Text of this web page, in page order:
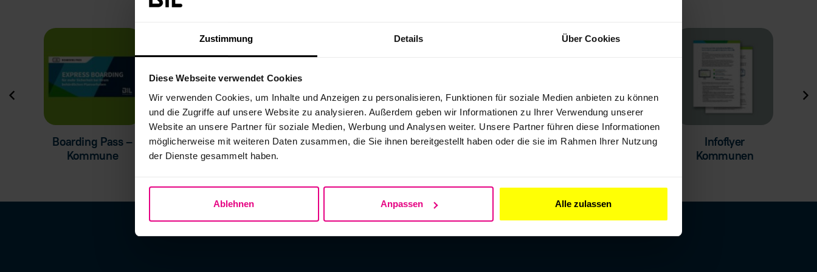
Zustimmung Details Über Cookies
Diese Webseite verwendet Cookies
Wir verwenden Cookies, um Inhalte und Anzeigen zu personalisieren, Funktionen für soziale Medien anbieten zu können
und die Zugriffe auf unsere Website zu analysieren. Außerdem geben wir Informationen zu Ihrer Verwendung unserer
Website an unsere Partner für soziale Medien, Werbung und Analysen weiter. Unsere Partner führen diese Informationen
möglicherweise mit weiteren Daten zusammen, die Sie ihnen bereitgestellt haben oder die sie im Rahmen Ihrer Nutzung
der Dienste gesammelt haben.
Ablehnen Anpassen Alle zulassen
Boarding Pass –
Kommune
Schilderpfahlaufkleber Visitenkarte Baustellenaufkleber
Infoflyer
Kommunen